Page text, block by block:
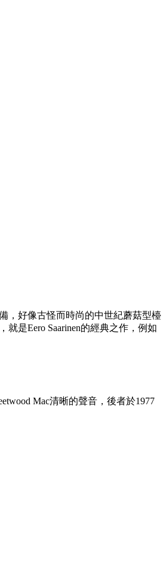
，好像古怪而時尚的中世紀蘑菇型檯
是Eero Saarinen的經典之作，例如
Mac清晰的聲音，後者於1977